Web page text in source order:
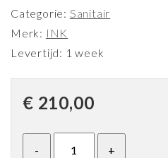
Categorie: Sanitair
Merk: INK
Levertijd: 1 week
€ 210,00